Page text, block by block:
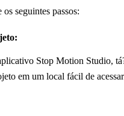
seguintes passos:
Stop Motion Studio,
em um local fácil de